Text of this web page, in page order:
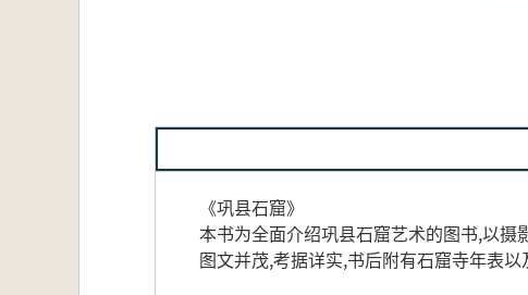
《巩县石窟》
本书为全面介绍巩县石窟艺术的图书,以
图文并茂,考据详实,书后附有石窟寺年表